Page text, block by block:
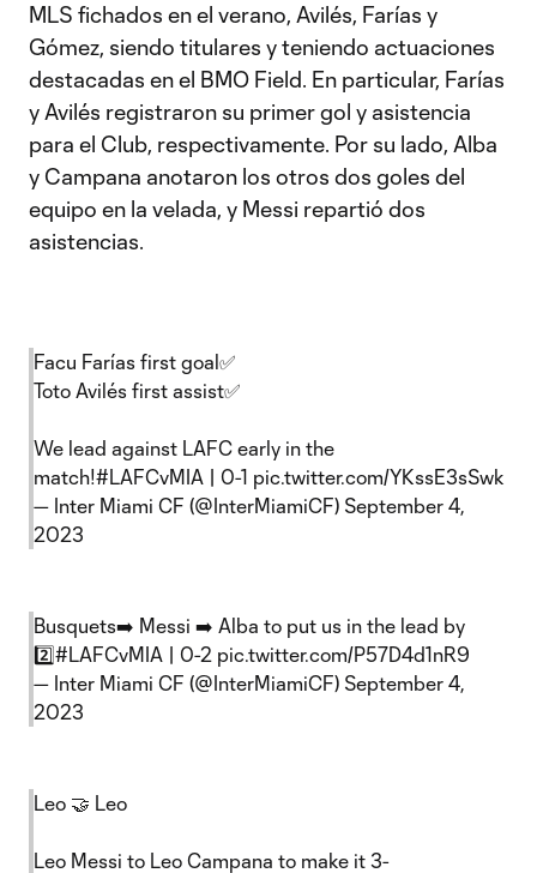
MLS fichados en el verano, Avilés, Farías y
Gómez, siendo titulares y teniendo actuaciones
destacadas en el BMO Field. En particular, Farías
y Avilés registraron su primer gol y asistencia
para el Club, respectivamente. Por su lado, Alba
y Campana anotaron los otros dos goles del
equipo en la velada, y Messi repartió dos
asistencias.
Facu Farías first goal✅
Toto Avilés first assist✅
We lead against LAFC early in the
match!#LAFCvMIA | 0-1 pic.twitter.com/YKssE3sSwk
— Inter Miami CF (@InterMiamiCF) September 4,
2023
Busquets➡️ Messi ➡️ Alba to put us in the lead by
2️⃣#LAFCvMIA | 0-2 pic.twitter.com/P57D4d1nR9
— Inter Miami CF (@InterMiamiCF) September 4,
2023
Leo 🤝 Leo
Leo Messi to Leo Campana to make it 3-